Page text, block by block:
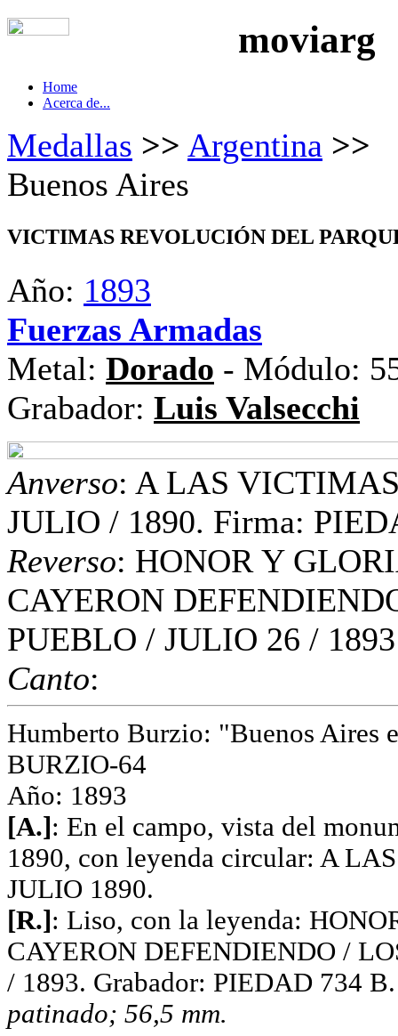
moviarg
Home
Acerca de...
Medallas >> Argentina >>
Buenos Aires
VICTIMAS REVOLUCIÓN DEL
Año: 1893
Fuerzas Armadas
Metal: Dorado - Módulo:
Grabador: Luis Valsecchi
Anverso: A LAS
JULIO / 1890. Firma:
Reverso: HONOR Y
CAYERON
PUEBLO / JULIO 26 / 1893
Canto:
Humberto Burzio: "Buenos Aires
BURZIO-64
Año: 1893
[A.]: En el campo, vista del
1890, con leyenda circular: A
JULIO 1890.
[R.]: Liso, con la leyenda:
CAYERON DEFENDIENDO /
/ 1893. Grabador: PIEDAD 734
patinado; 56,5 mm.